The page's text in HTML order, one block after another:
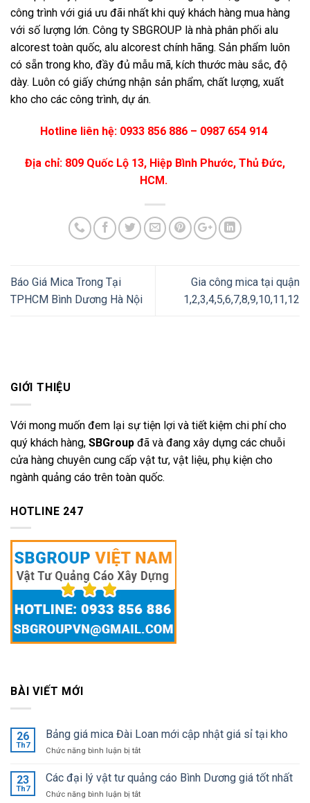
GIỚI THIỆU
Với mong muốn đem lại sự tiện lợi và tiết kiệm chi phí cho
quý khách hàng, SBGroup đã và đang xây dựng các chuỗi
cửa hàng chuyên cung cấp vật tư, vật liệu, phụ kiện cho
ngành quảng cáo trên toàn quốc.
HOTLINE 247
BÀI VIẾT MỚI
26
Th7
Bảng giá mica Đài Loan mới cập nhật giá sỉ tại kho
Chức năng bình luận bị tắtở
giá
mica
Đài
23
Th7
Các đại lý vật tư quảng cáo Bình Dương giá tốt nhất
Chức năng bình luận bị tắtở
công trình với giá ưu đãi nhất khi quý khách hàng mua hàng
với số lượng lớn. Công ty SBGROUP là nhà phân phối alu
alcorest toàn quốc, alu alcorest chính hãng. Sản phẩm luôn
có sẵn trong kho, đầy đủ mẫu mã, kích thước màu sắc, độ
dày. Luôn có giấy chứng nhận sản phẩm, chất lượng, xuất
kho cho các công trình, dự án.
Hotline liên hệ: 0933 856 886 – 0987 654 914
Địa chỉ: 809 Quốc Lộ 13, Hiệp Bình Phước, Thủ Đức,
HCM.
Báo Giá Mica Trong Tại
TPHCM Bình Dương Hà Nội
Gia công mica tại quận
1,2,3,4,5,6,7,8,9,10,11,12